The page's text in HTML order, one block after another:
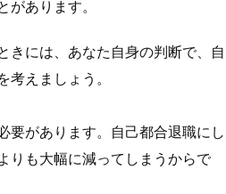
あります。
きには、あなた自身の判断で、自
えましょう。
要があります。自己都合退職にし
りも大幅に減ってしまうからで